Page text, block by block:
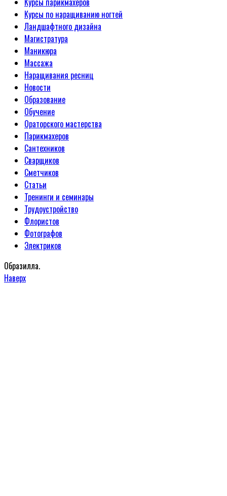
Курсы по наращиванию ногтей
Ландшафтного дизайна
Магистратура
Маникюра
Массажа
Наращивания ресниц
Новости
Образование
Обучение
Ораторского мастерства
Парикмахеров
Сантехников
Сварщиков
Сметчиков
Статьи
Тренинги и семинары
Трудоустройство
Флористов
Фотографов
Электриков
Образилла.
Наверх